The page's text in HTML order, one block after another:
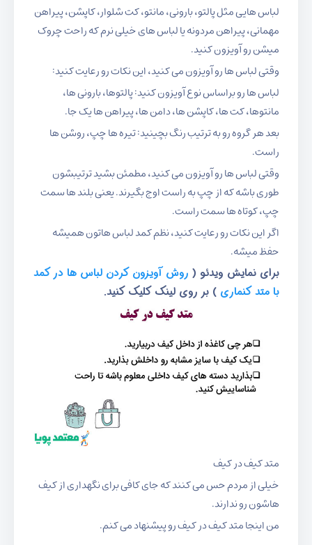
لباس هایی مثل پالتو، بارونی، مانتو، کت شلوار، کاپشن، پیراهن
مهمانی، پیراهن مردونه یا لباس های خیلی نرم که راحت چروک
میشن رو آویزون کنید.
وقتی لباس ها رو آویزون می کنید، این نکات رو رعایت کنید:
لباس ها رو براساس نوع آویزون کنید: پالتوها، بارونی ها،
مانتوها، کت ها، کاپشن ها، دامن ها، پیراهن ها یک جا.
بعد هر گروه رو به ترتیب رنگ بچینید: تیره ها چپ، روشن ها
راست.
وقتی لباس ها رو آویزون می کنید، مطمئن بشید ترتیبشون
طوری باشه که از چپ به راست اوج بگیرند. یعنی بلند ها سمت
چپ، کوتاه ها سمت راست.
اگر این نکات رو رعایت کنید، نظم کمد لباس هاتون همیشه
حفظ میشه.
برای نمایش ویدئو ( روش آویزون کردن لباس ها در کمد
با متد کنماری ) بر روی لینک کلیک کنید.
متد کیف در کیف
خیلی از مردم حس می کنند که جای کافی برای نگهداری از کیف
هاشون رو ندارند.
من اینجا متد کیف در کیف رو پیشنهاد می کنم.